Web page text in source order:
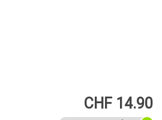
CHF 14.90